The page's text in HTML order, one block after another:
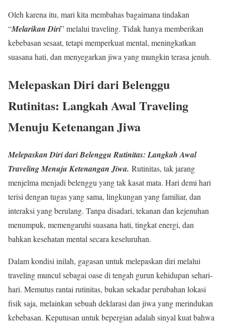
Oleh karena itu, mari kita membahas bagaimana tindakan
“Melarikan Diri” melalui traveling. Tidak hanya memberikan
kebebasan sesaat, tetapi memperkuat mental, meningkatkan
suasana hati, dan menyegarkan jiwa yang mungkin terasa jenuh.
Melepaskan Diri dari Belenggu
Rutinitas: Langkah Awal Traveling
Menuju Ketenangan Jiwa
Melepaskan Diri dari Belenggu Rutinitas: Langkah Awal
Traveling Menuju Ketenangan Jiwa. Rutinitas, tak jarang
menjelma menjadi belenggu yang tak kasat mata. Hari demi hari
terisi dengan tugas yang sama, lingkungan yang familiar, dan
interaksi yang berulang. Tanpa disadari, tekanan dan kejenuhan
menumpuk, memengaruhi suasana hati, tingkat energi, dan
bahkan kesehatan mental secara keseluruhan.
Dalam kondisi inilah, gagasan untuk melepaskan diri melalui
traveling muncul sebagai oase di tengah gurun kehidupan sehari-
hari. Memutus rantai rutinitas, bukan sekadar perubahan lokasi
fisik saja, melainkan sebuah deklarasi dan jiwa yang merindukan
kebebasan. Keputusan untuk bepergian adalah sinyal kuat bahwa